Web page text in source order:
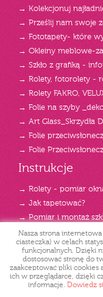
→ Kolekcjonuj
→ Prześlij nam swoje
→ Fototapety- które
→ Okleiny meblowe-
→ Szkło z grafiką -
→ Rolety, fotorolety -
→ Rolety FAKRO,
→ Folie na szyby
→ Art Glass_Skrzydła
→ Folie
→ Folie
Instrukcje
→ Rolety - pomiar
→ Jak tapetować?
→ Pomiar i montaż
→ Aplikacja oklein
→ Jak zamówić _szafy
→ Folie okienne
→ Folie
→ Instrukcja
Nasza strona
ciasteczka) w celach
funkcjonalnych. Dzięki
dostosować stronę do
zaakceptować pliki cookies
ich w przeglądarce, dzięki
informacje. Dowiedz